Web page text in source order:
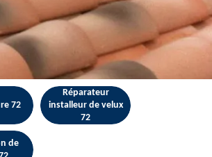
72
Réparateur
installeur de velux
72
de